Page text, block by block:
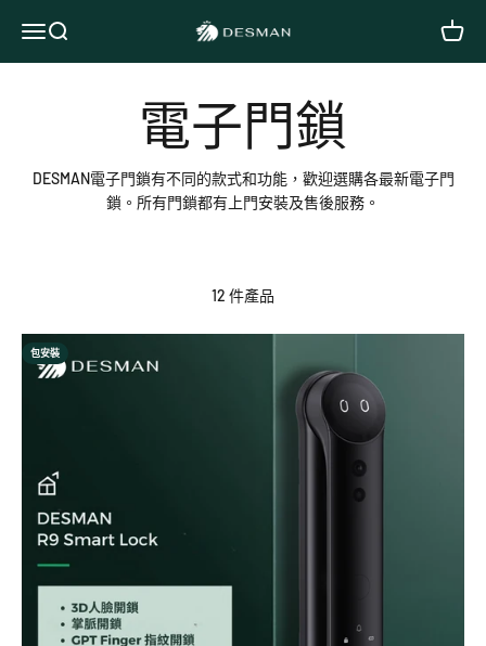
開啟導覽選單
開啟搜尋 DESMAN德施曼電子鎖 開啟
DESMAN電子門鎖有不同的款式和功能，歡迎選購各最新電子門
鎖。所有門鎖都有上門安裝及售後服務。
12 件產品
包安裝